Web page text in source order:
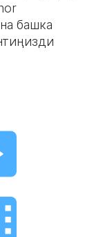
башка